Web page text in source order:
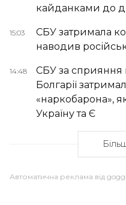
кайданками до
15:03
СБУ затримала
наводив
14:48
СБУ за сприяння
Болгарії
«наркобарона»,
Україну та Є
Автоматична реклама від